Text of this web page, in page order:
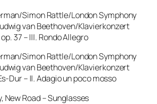
Simon Rattle/London Symphony
van Beethoven/Klavierkonzert
37 – III. Rondo Allegro
Simon Rattle/London Symphony
van Beethoven/Klavierkonzert
Dur – II. Adagio un poco mosso
New Road – Sunglasses